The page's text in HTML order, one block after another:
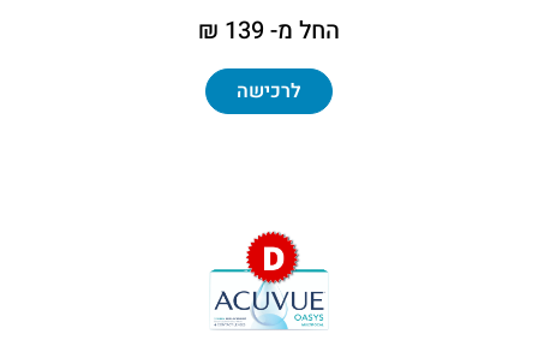
החל מ- 139 ₪
לרכישה